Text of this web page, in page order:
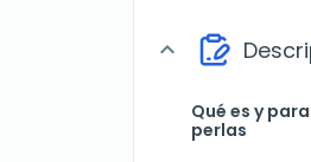
expand_more
Qué es y
perlas